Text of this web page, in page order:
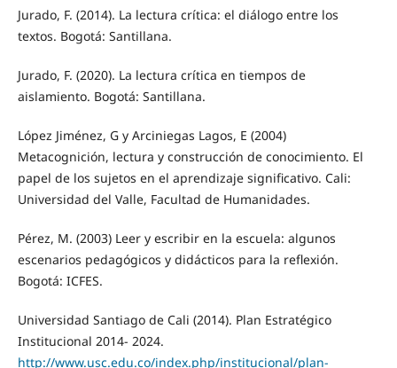
Jurado, F. (2014). La lectura crítica: el diálogo entre los
textos. Bogotá: Santillana.
Jurado, F. (2020). La lectura crítica en tiempos de
aislamiento. Bogotá: Santillana.
López Jiménez, G y Arciniegas Lagos, E (2004)
Metacognición, lectura y construcción de conocimiento. El
papel de los sujetos en el aprendizaje significativo. Cali:
Universidad del Valle, Facultad de Humanidades.
Pérez, M. (2003) Leer y escribir en la escuela: algunos
escenarios pedagógicos y didácticos para la reflexión.
Bogotá: ICFES.
Universidad Santiago de Cali (2014). Plan Estratégico
Institucional 2014- 2024.
http://www.usc.edu.co/index.php/institucional/plan-